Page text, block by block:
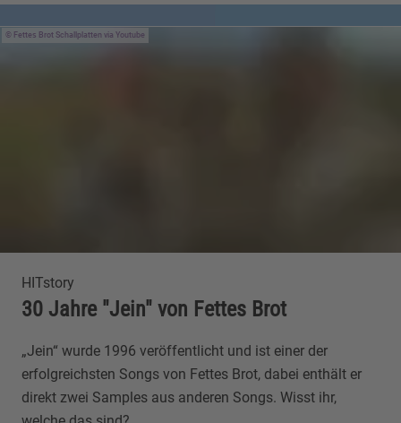
Fettes Brot Schallplatten via Youtube
HITstory
30 Jahre "Jein" von Fettes Brot
„Jein“ wurde 1996 veröffentlicht und ist einer der
erfolgreichsten Songs von Fettes Brot, dabei enthält er
direkt zwei Samples aus anderen Songs. Wisst ihr,